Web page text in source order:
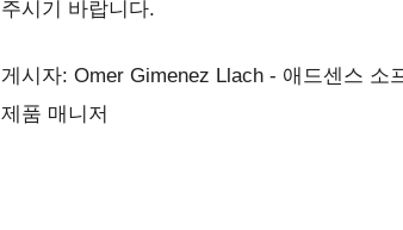
주시기 바랍니다.
게시자: Omer Gimenez Llach - 애드센스 소
제품 매니저